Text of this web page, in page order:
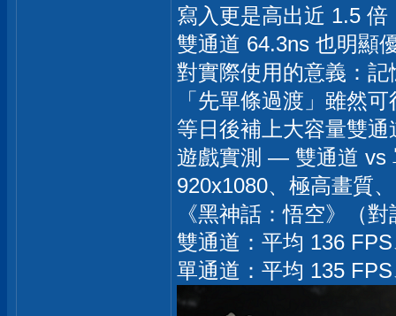
寫入更是高出近 1.5
雙通道 64.3ns 也明顯
對實際使用的意義：
「先單條過渡」雖然
等日後補上大容量雙
遊戲實測 — 雙通道 vs
920x1080、極高畫質
《黑神話：悟空》（
雙通道：平均 136
單通道：平均 135